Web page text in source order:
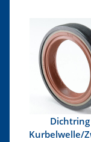
Kurbelwelle/